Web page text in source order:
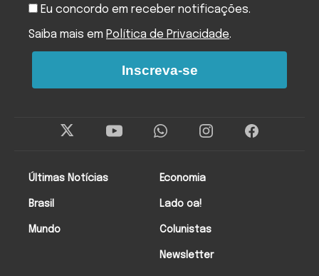
Últimas Notícias
Brasil
Mundo
Economia
Lado oa!
Colunistas
Newsletter
Eu concordo em receber notificações.
Saiba mais em Política de Privacidade.
Inscreva-se